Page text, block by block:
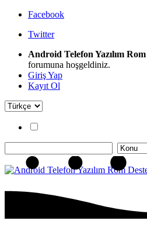
Facebook
Twitter
Android Telefon Yazılım
forumuna hoşgeldiniz.
Giriş Yap
Kayıt Ol